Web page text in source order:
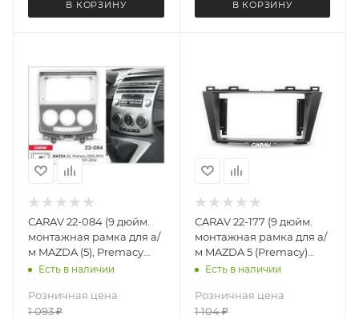
В КОРЗИНУ В КОРЗИНУ
CARAV 22-084 (9 дюйм.
монтажная рамка для а/
м MAZDA (5), Premacy
2005-10 FORD i-Max
Есть в наличии
Розничная цена
1 093₽
CARAV 22-177 (9 дюйм.
монтажная рамка для а/
м MAZDA 5 (Premacy)
2010-15 / NISSAN Lafesta
Есть в наличии
Розничная цена
1 104₽